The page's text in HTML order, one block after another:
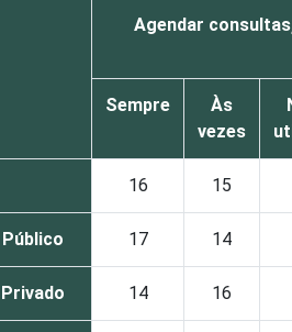
Agendar
Sempre
Às
vezes
16 15
Público 17 14
Privado 14 16